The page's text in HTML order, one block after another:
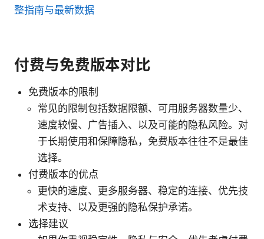
整指南与最新数据
付费与免费版本对比
免费版本的限制
常见的限制包括数据限额、可用服务器数量少、
速度较慢、广告插入、以及可能的隐私风险。对
于长期使用和保障隐私，免费版本往往不是最佳
选择。
付费版本的优点
更快的速度、更多服务器、稳定的连接、优先技
术支持、以及更强的隐私保护承诺。
选择建议